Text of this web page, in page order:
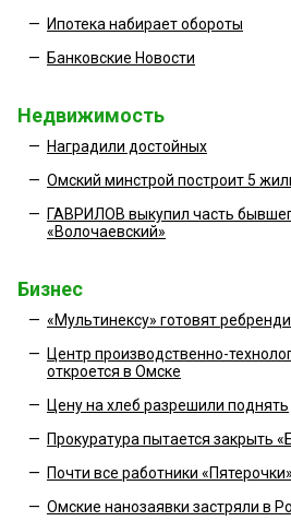
— Ипотека набирает обороты
— Банковские Новости
Недвижимость
— Наградили достойных
— Омский минстрой построит 5
— ГАВРИЛОВ выкупил часть
«Волочаевский»
Бизнес
— «Мультинексу» готовят
— Центр производственно-
откроется в Омске
— Цену на хлеб разрешили поднять
— Прокуратура пытается закрыть
— Почти все работники
— Омские нанозаявки застряли в